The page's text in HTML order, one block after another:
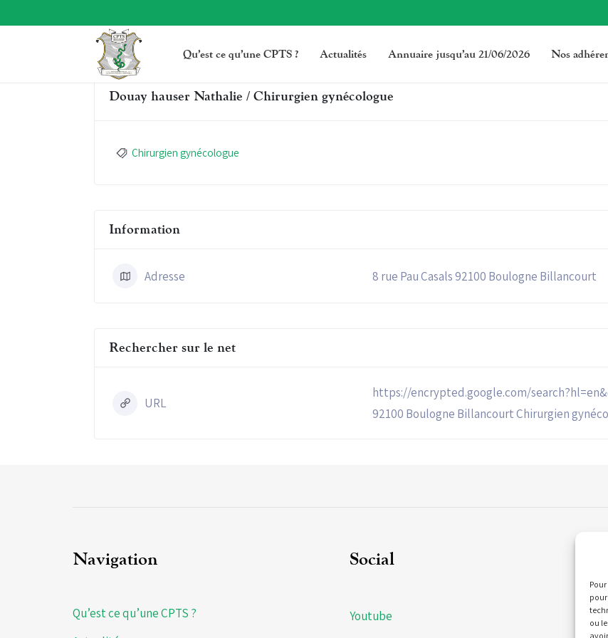
ou
Qu’est ce qu’une CPTS ? Actualités Annuaire jusqu’au 21/06/2026 Nos
Douay hauser Nathalie / Chirurgien gynécologue
Chirurgien gynécologue
Information
Adresse 8 rue Pau Casals 92100 Boulogne Billancourt
Rechercher sur le net
URL
https://encrypted.google.com/
92100 Boulogne Billancourt Chirurgien
Navigation
Qu’est ce qu’une CPTS ?
Social
Youtube